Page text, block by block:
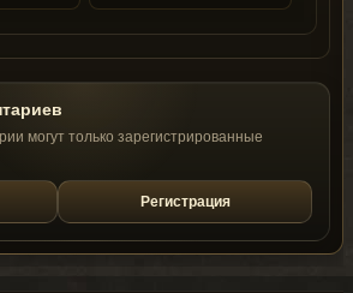
могут только зарегистрированные
Регистрация